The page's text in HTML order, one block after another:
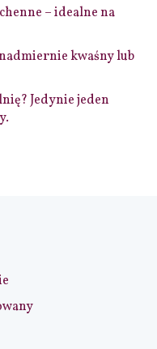
– idealne na
kwaśny lub
Jedynie jeden